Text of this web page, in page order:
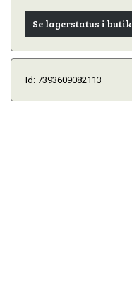
Se lagerstatus i butik
Id: 7393609082113